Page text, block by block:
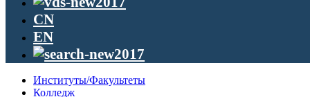
CN
EN
Институты/Факультеты
Колледж